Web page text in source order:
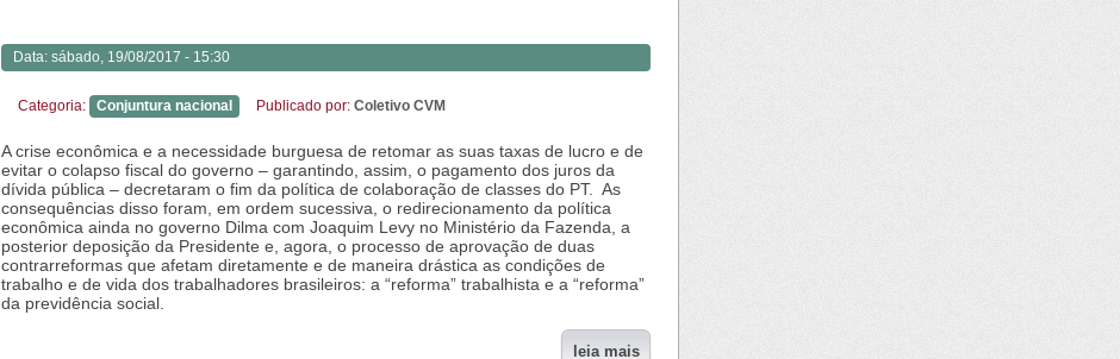
Data: sábado, 19/08/2017 - 15:30
Categoria: Conjuntura nacional Publicado por: Coletivo CVM
A crise econômica e a necessidade burguesa de retomar as suas taxas de lucro e de
evitar o colapso fiscal do governo – garantindo, assim, o pagamento dos juros da
dívida pública – decretaram o fim da política de colaboração de classes do PT. As
consequências disso foram, em ordem sucessiva, o redirecionamento da política
econômica ainda no governo Dilma com Joaquim Levy no Ministério da Fazenda, a
posterior deposição da Presidente e, agora, o processo de aprovação de duas
contrarreformas que afetam diretamente e de maneira drástica as condições de
trabalho e de vida dos trabalhadores brasileiros: a “reforma” trabalhista e a “reforma”
da previdência social.
leia mais